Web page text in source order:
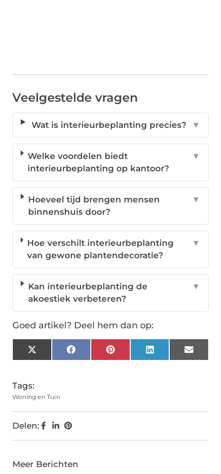
Veelgestelde vragen
Wat is interieurbeplanting precies? ▼
Welke voordelen biedt
interieurbeplanting op kantoor?
▼
Hoeveel tijd brengen mensen
binnenshuis door?
▼
Hoe verschilt interieurbeplanting
van gewone plantendecoratie?
▼
Kan interieurbeplanting de
akoestiek verbeteren?
▼
Goed artikel? Deel hem dan op:
X
(Twitter)
FacebookPinterestLinkedInEmail
Tags:
Woning en Tuin
Delen:
Meer Berichten